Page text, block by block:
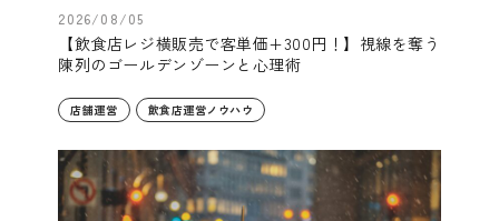
2026/08/05
【飲食店レジ横販売で客単価+300円！】視線を奪う
陳列のゴールデンゾーンと心理術
店舗運営 飲食店運営ノウハウ